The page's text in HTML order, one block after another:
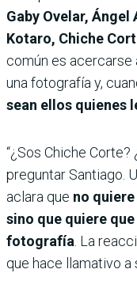
Gaby Ovelar,
Kotaro, Chiche
común es acercarse
una fotografía y,
sean ellos quienes
“¿Sos Chiche
preguntar Santiago.
aclara que no
sino que quiere
fotografía . La
que hace llamativo a